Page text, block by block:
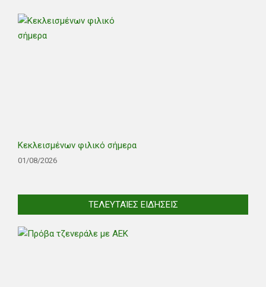
Κεκλεισμένων φιλικό σήμερα
01/08/2026
ΤΕΛΕΥΤΑΊΕΣ ΕΙΔΉΣΕΙΣ